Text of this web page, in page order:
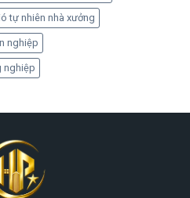
tự nhiên nhà xưởng
nghiệp
nghiệp